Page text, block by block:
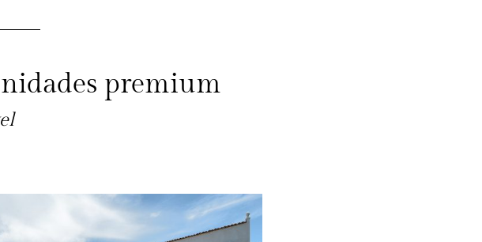
premium